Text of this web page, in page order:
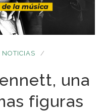
NOTICIAS
una
figuras